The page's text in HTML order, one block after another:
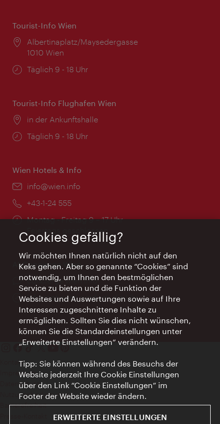
Tourist-Info Wien
Ort:
Albertinaplatz/Maysedergasse
1010 Wien
Öffnungszeiten:
Täglich 9 - 18 Uhr
Tourist-Info Flughafen Wien
Ort:
in der Ankunftshalle
Öffnungszeiten:
Täglich 9 - 18 Uhr
Wien Hotels & Info
Email:
info@wien.info
Telefon:
+43-1-24 555
Öffnungszeiten:
Montag - Freitag 9 – 17 Uhr
Feiertags geschlossen
AI Concierge Wien
Ort:
concierge.wien.info
Öffnungszeiten:
Informationen rund um die Uhr
Kontakt
Impressum
Datenschutz
Nutzungsbedingungen
Barrierefreiheit
Cookies gefällig?
Wir möchten Ihnen natürlich nicht auf den
Keks gehen. Aber so genannte “Cookies” sind
notwendig, um Ihnen den bestmöglichen
Service zu bieten und die Funktion der
Websites und Auswertungen sowie auf Ihre
Interessen zugeschnittene Inhalte zu
ermöglichen. Sollten Sie dies nicht wünschen,
können Sie die Standardeinstellungen unter
„Erweiterte Einstellungen“ verändern.
Tipp: Sie können während des Besuchs der
Website jederzeit Ihre Cookie Einstellungen
über den Link “Cookie Einstellungen” im
Footer der Website wieder ändern.
ERWEITERTE EINSTELLUNGEN